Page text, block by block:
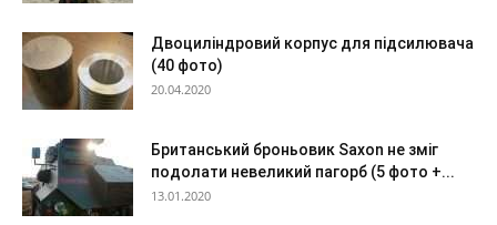
Двоциліндровий корпус для підсилювача
(40 фото)
20.04.2020
Британський броньовик Saxon не зміг
подолати невеликий пагорб (5 фото +...
13.01.2020